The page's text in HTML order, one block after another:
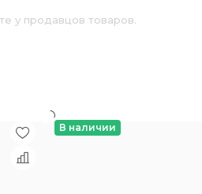
у продавцов товаров.
В наличии